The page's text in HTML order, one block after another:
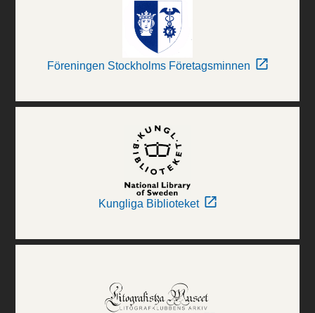
Föreningen Stockholms Företagsminnen
Kungliga Biblioteket